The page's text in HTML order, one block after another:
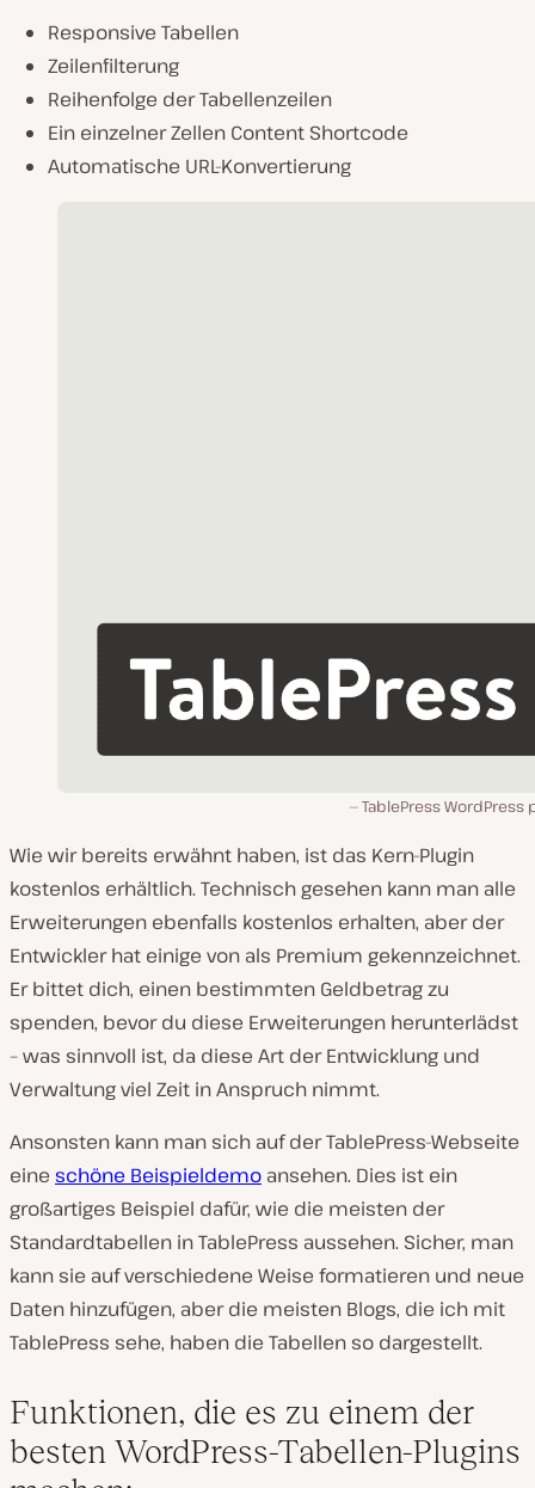
Responsive Tabellen
Zeilenfilterung
Reihenfolge der Tabellenzeilen
Ein einzelner Zellen Content Shortcode
Automatische URL-Konvertierung
TablePress WordPress
Wie wir bereits erwähnt haben, ist das Kern-Plugin
kostenlos erhältlich. Technisch gesehen kann man alle
Erweiterungen ebenfalls kostenlos erhalten, aber der
Entwickler hat einige von als Premium gekennzeichnet.
Er bittet dich, einen bestimmten Geldbetrag zu
spenden, bevor du diese Erweiterungen herunterlädst
– was sinnvoll ist, da diese Art der Entwicklung und
Verwaltung viel Zeit in Anspruch nimmt.
Ansonsten kann man sich auf der TablePress-Webseite
eine schöne Beispieldemo ansehen. Dies ist ein
großartiges Beispiel dafür, wie die meisten der
Standardtabellen in TablePress aussehen. Sicher, man
kann sie auf verschiedene Weise formatieren und neue
Daten hinzufügen, aber die meisten Blogs, die ich mit
TablePress sehe, haben die Tabellen so dargestellt.
Funktionen, die es zu einem der
besten WordPress-Tabellen-Plugins